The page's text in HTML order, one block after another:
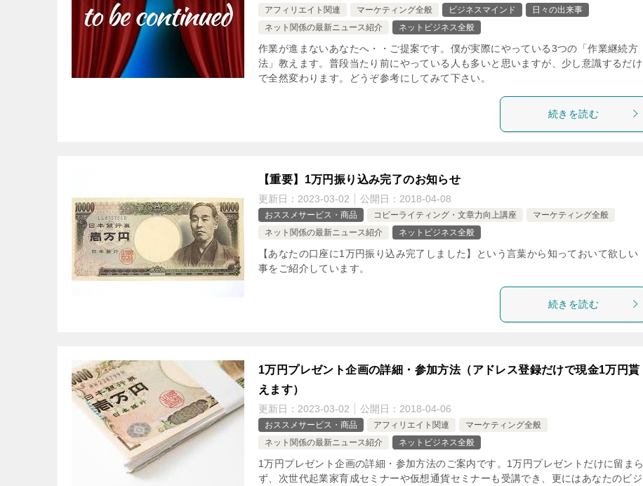
アフィリエイト関連 マーケティング全般 ビジネスマインド
日々の出来事
ネット関係の最新ニュース紹介
ネットビジネス全般
作業が進まないあなたへ・・ご提案です。僕が実際にやっている3つの「作業継続方
法」教えます。普段当たり前にやっている人も多いと思いますが、少し意識するだけ
で全然変わります。どうぞ参考にしてみて下さい。
続きを読む
【重要】1万円振り込み完了のお知らせ
更新日： 2023-03-02 公開日： 2018-04-08
おススメサービス・商品 コピーライティング・文章力向上講座
マーケティング全般
ネット関係の最新ニュース紹介
ネットビジネス全般
【あなたの口座に1万円振り込み完了しました】という言葉から知っておいて欲しい
事をご紹介しています。
続きを読む
1万円プレゼント企画の詳細・参加方法（アドレス登録だけで現金1万円貰
えます）
更新日： 2023-03-02 公開日： 2018-04-06
おススメサービス・商品 アフィリエイト関連
マーケティング全般
ネット関係の最新ニュース紹介
ネットビジネス全般
1万円プレゼント企画の詳細・参加方法のご案内です。1万円プレゼントだけに留まら
ず、次世代起業家育成セミナーや仮想通貨セミナーも受講でき、更にはあなたのビジ